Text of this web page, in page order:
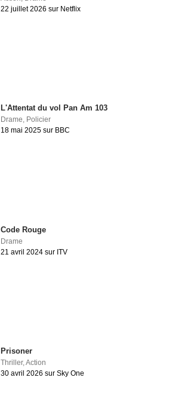
22 juillet 2026 sur Netflix
L'Attentat du vol Pan Am 103
Drame, Policier
18 mai 2025 sur BBC
Code Rouge
Drame
21 avril 2024 sur ITV
Prisoner
Thriller,Action
30 avril 2026 sur Sky One